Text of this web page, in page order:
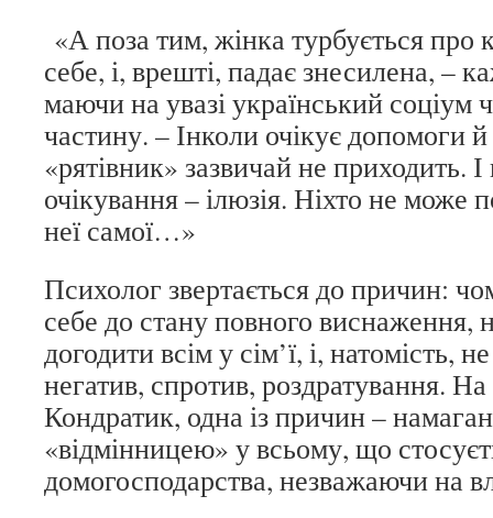
«А поза тим, жінка турбується про
себе, і, врешті, падає знесилена, –
маючи на увазі український соціум
частину. – Інколи очікує допомоги
«рятівник» зазвичай не приходить.
очікування – ілюзія. Ніхто не може
неї самої…»
Психолог звертається до причин:
себе до стану повного виснаження,
догодити всім у сім’ї, і, натомість,
негатив, спротив, роздратування.
Кондратик, одна із причин –
«відмінницею» у всьому, що
домогосподарства, незважаючи на